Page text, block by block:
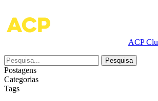
ACP
Postagens
Categorias
Tags